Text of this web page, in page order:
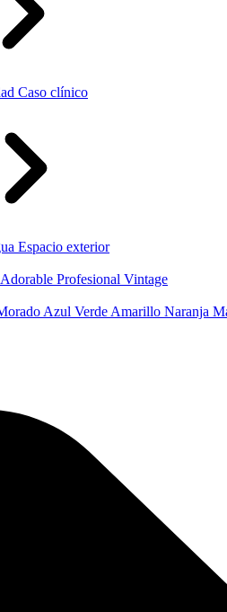
Caso clínico
Espacio exterior
Adorable Profesional Vintage
Azul Verde Amarillo Naranja